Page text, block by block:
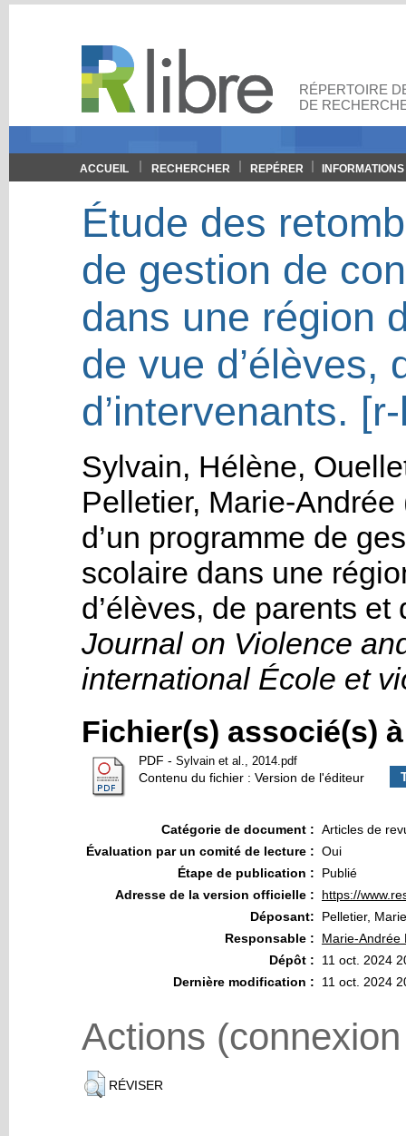
RÉPERTOIRE
DE
ACCUEIL RECHERCHER REPÉRER INFORMATIONS
Étude des
de gestion de
dans une région
de vue d’élèves,
d’intervenants.
Sylvain, Hélène,
Pelletier, Marie-Andrée
d’un programme de
scolaire dans une
d’élèves, de parents et
Journal on Violence
international École et
Fichier(s) associé(s)
PDF - Sylvain et al., 2014.pdf
Contenu du fichier : Version de l'éditeur
Catégorie de document : Articles de
Évaluation par un comité de lecture : Oui
Étape de publication :
Publié
Adresse de la version officielle :
https://
Déposant:
Pelletier,
Responsable :
Marie-Andrée
Dépôt :
11 oct. 2024
Dernière modification :
11 oct. 2024
Actions
RÉVISER